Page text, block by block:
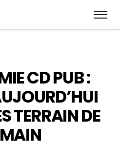
CD PUB :
TERRAIN DE